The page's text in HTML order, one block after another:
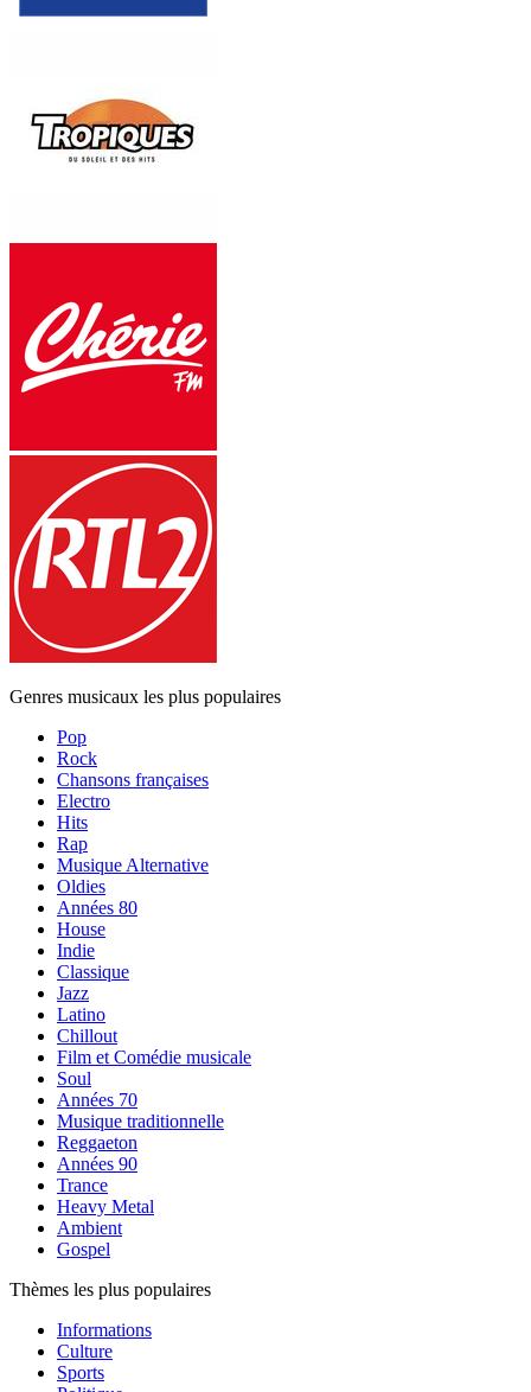
Genres musicaux les plus populaires
Pop
Rock
Chansons françaises
Electro
Hits
Rap
Musique Alternative
Oldies
Années 80
House
Indie
Classique
Jazz
Latino
Chillout
Film et Comédie musicale
Soul
Années 70
Musique traditionnelle
Reggaeton
Années 90
Trance
Heavy Metal
Ambient
Gospel
Thèmes les plus populaires
Informations
Culture
Sports